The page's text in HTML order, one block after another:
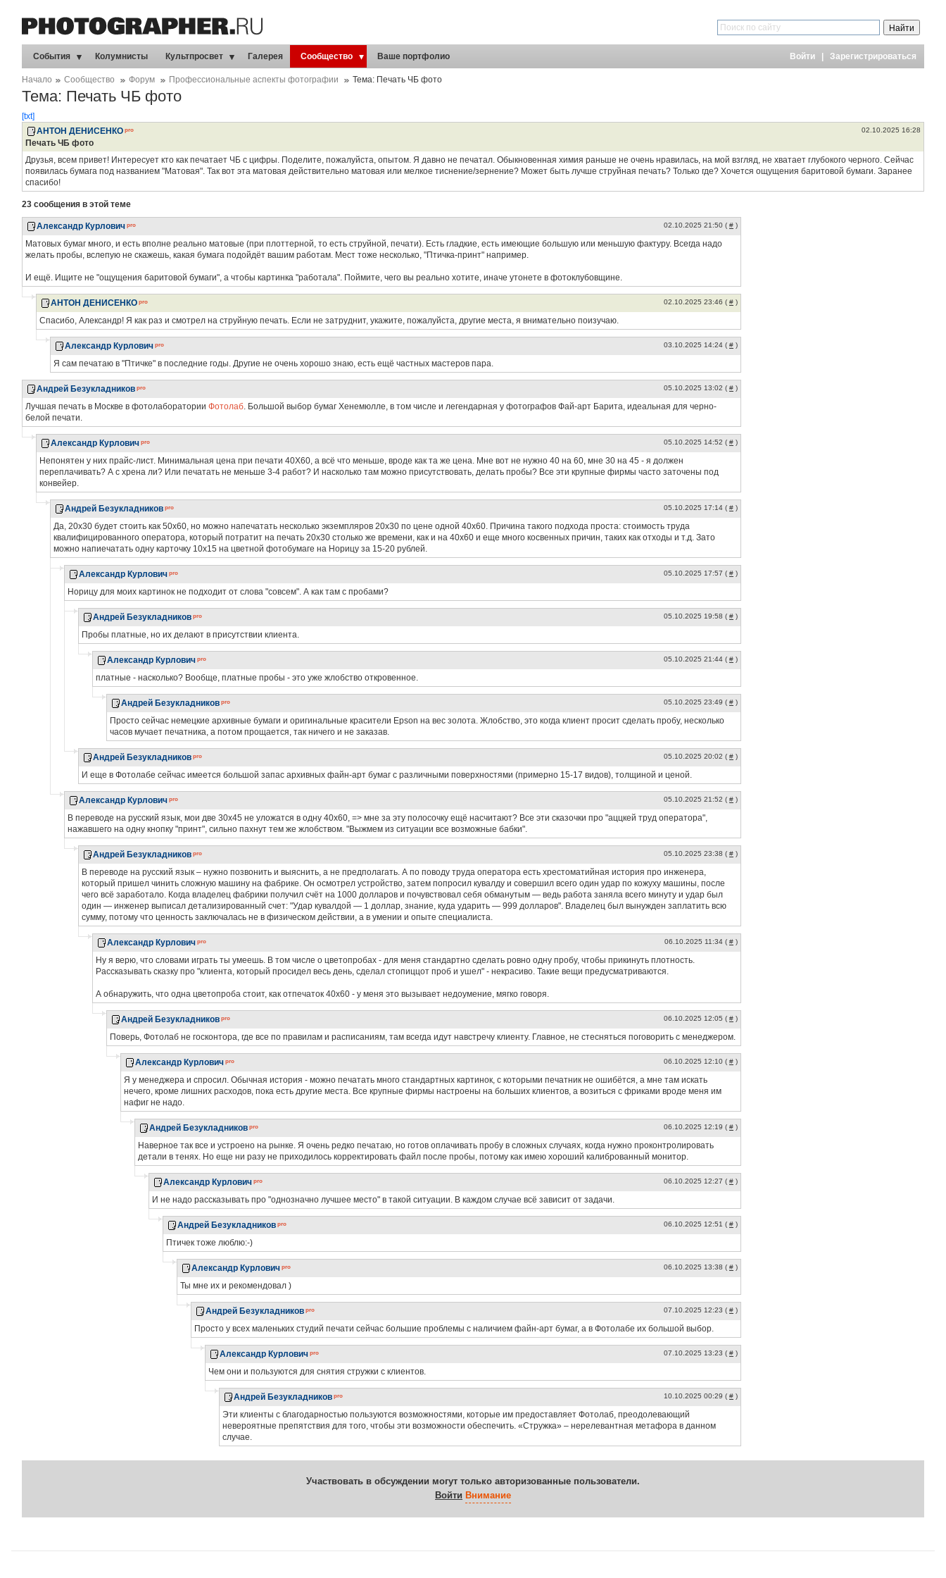
События Колумнисты Культпросвет Галерея Сообщество Ваше портфолио Войти Зарегистрироваться
Начало Сообщество Форум Профессиональные аспекты фотографии Тема: Печать ЧБ фото
Тема: Печать ЧБ фото
[txt]
АНТОН ДЕНИСЕНКО
Печать ЧБ фото
02.10.2025 16:28
Друзья, всем привет! Интересует кто как печатает ЧБ с цифры. Поделите, пожалуйста, опытом. Я давно не печатал. Обыкновенная химия раньше не очень нравилась, на мой взгляд, не хватает глубокого черного. Сейчас
появилась бумага под названием "Матовая". Так вот эта матовая действительно матовая или мелкое тиснение/зернение? Может быть лучше струйная печать? Только где? Хочется ощущения баритовой бумаги. Заранее
спасибо!
23 сообщения в этой теме
Александр Курлович 02.10.2025 21:50 ( # )
Матовых бумаг много, и есть вполне реально матовые (при плоттерной, то есть струйной, печати). Есть гладкие, есть имеющие большую или меньшую фактуру. Всегда надо
желать пробы, вслепую не скажешь, какая бумага подойдёт вашим работам. Мест тоже несколько, "Птичка-принт" например.
И ещё. Ищите не "ощущения баритовой бумаги", а чтобы картинка "работала". Поймите, чего вы реально хотите, иначе утонете в фотоклубовщине.
АНТОН ДЕНИСЕНКО 02.10.2025 23:46 ( # )
Спасибо, Александр! Я как раз и смотрел на струйную печать. Если не затруднит, укажите, пожалуйста, другие места, я внимательно поизучаю.
Александр Курлович 03.10.2025 14:24 ( # )
Я сам печатаю в "Птичке" в последние годы. Другие не очень хорошо знаю, есть ещё частных мастеров пара.
Андрей Безукладников 05.10.2025 13:02 ( # )
Лучшая печать в Москве в фотолаборатории Фотолаб. Большой выбор бумаг Хенемюлле, в том числе и легендарная у фотографов Фай-арт Барита, идеальная для черно-
белой печати.
Александр Курлович 05.10.2025 14:52 ( # )
Непонятен у них прайс-лист. Минимальная цена при печати 40Х60, а всё что меньше, вроде как та же цена. Мне вот не нужно 40 на 60, мне 30 на 45 - я должен
переплачивать? А с хрена ли? Или печатать не меньше 3-4 работ? И насколько там можно присутствовать, делать пробы? Все эти крупные фирмы часто заточены под
конвейер.
Андрей Безукладников 05.10.2025 17:14 ( # )
Да, 20х30 будет стоить как 50х60, но можно напечатать несколько экземпляров 20х30 по цене одной 40х60. Причина такого подхода проста: стоимость труда
квалифицированного оператора, который потратит на печать 20х30 столько же времени, как и на 40х60 и еще много косвенных причин, таких как отходы и т.д. Зато
можно напиечатать одну карточку 10х15 на цветной фотобумаге на Норицу за 15-20 рублей.
Александр Курлович 05.10.2025 17:57 ( # )
Норицу для моих картинок не подходит от слова "совсем". А как там с пробами?
Андрей Безукладников 05.10.2025 19:58 ( # )
Пробы платные, но их делают в присутствии клиента.
Александр Курлович 05.10.2025 21:44 ( # )
платные - насколько? Вообще, платные пробы - это уже жлобство откровенное.
Андрей Безукладников 05.10.2025 23:49 ( # )
Просто сейчас немецкие архивные бумаги и оригинальные красители Epson на вес золота. Жлобство, это когда клиент просит сделать пробу, несколько
часов мучает печатника, а потом прощается, так ничего и не заказав.
Андрей Безукладников 05.10.2025 20:02 ( # )
И еще в Фотолабе сейчас имеется большой запас архивных файн-арт бумаг с различными поверхностями (примерно 15-17 видов), толщиной и ценой.
Александр Курлович 05.10.2025 21:52 ( # )
В переводе на русский язык, мои две 30х45 не уложатся в одну 40х60, => мне за эту полосочку ещё насчитают? Все эти сказочки про "аццкей труд оператора",
нажавшего на одну кнопку "принт", сильно пахнут тем же жлобством. "Выжмем из ситуации все возможные бабки".
Андрей Безукладников 05.10.2025 23:38 ( # )
В переводе на русский язык – нужно позвонить и выяснить, а не предполагать. А по поводу труда оператора есть хрестоматийная история про инженера,
который пришел чинить сложную машину на фабрике. Он осмотрел устройство, затем попросил кувалду и совершил всего один удар по кожуху машины, после
чего всё заработало. Когда владелец фабрики получил счёт на 1000 долларов и почувствовал себя обманутым — ведь работа заняла всего минуту и удар был
один — инженер выписал детализированный счет: "Удар кувалдой — 1 доллар, знание, куда ударить — 999 долларов". Владелец был вынужден заплатить всю
сумму, потому что ценность заключалась не в физическом действии, а в умении и опыте специалиста.
Александр Курлович 06.10.2025 11:34 ( # )
Ну я верю, что словами играть ты умеешь. В том числе о цветопробах - для меня стандартно сделать ровно одну пробу, чтобы прикинуть плотность.
Рассказывать сказку про "клиента, который просидел весь день, сделал стопиццот проб и ушел" - некрасиво. Такие вещи предусматриваются.
А обнаружить, что одна цветопроба стоит, как отпечаток 40х60 - у меня это вызывает недоумение, мягко говоря.
Андрей Безукладников 06.10.2025 12:05 ( # )
Поверь, Фотолаб не госконтора, где все по правилам и расписаниям, там всегда идут навстречу клиенту. Главное, не стесняться поговорить с менеджером.
Александр Курлович 06.10.2025 12:10 ( # )
Я у менеджера и спросил. Обычная история - можно печатать много стандартных картинок, с которыми печатник не ошибётся, а мне там искать
нечего, кроме лишних расходов, пока есть другие места. Все крупные фирмы настроены на больших клиентов, а возиться с фриками вроде меня им
нафиг не надо.
Андрей Безукладников 06.10.2025 12:19 ( # )
Наверное так все и устроено на рынке. Я очень редко печатаю, но готов оплачивать пробу в сложных случаях, когда нужно проконтролировать
детали в тенях. Но еще ни разу не приходилось корректировать файл после пробы, потому как имею хороший калиброванный монитор.
Александр Курлович 06.10.2025 12:27 ( # )
И не надо рассказывать про "однозначно лучшее место" в такой ситуации. В каждом случае всё зависит от задачи.
Андрей Безукладников 06.10.2025 12:51 ( # )
Птичек тоже люблю:-)
Александр Курлович 06.10.2025 13:38 ( # )
Ты мне их и рекомендовал )
Андрей Безукладников 07.10.2025 12:23 ( # )
Просто у всех маленьких студий печати сейчас большие проблемы с наличием файн-арт бумаг, а в Фотолабе их большой выбор.
Александр Курлович 07.10.2025 13:23 ( # )
Чем они и пользуются для снятия стружки с клиентов.
Андрей Безукладников 10.10.2025 00:29 ( # )
Эти клиенты с благодарностью пользуются возможностями, которые им предоставляет Фотолаб, преодолевающий
невероятные препятствия для того, чтобы эти возможности обеспечить. «Стружка» – нерелевантная метафора в данном
случае.
Участвовать в обсуждении могут только авторизованные пользователи.
Войти Внимание